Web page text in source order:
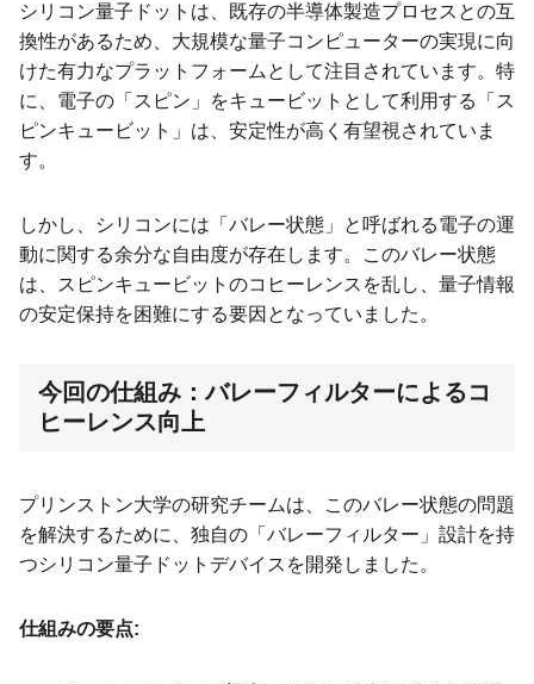
シリコン量子ドットは、既存の半導体製造プロセスとの互
換性があるため、大規模な量子コンピューターの実現に向
けた有力なプラットフォームとして注目されています。特
に、電子の「スピン」をキュービットとして利用する「ス
ピンキュービット」は、安定性が高く有望視されていま
す。
しかし、シリコンには「バレー状態」と呼ばれる電子の運
動に関する余分な自由度が存在します。このバレー状態
は、スピンキュービットのコヒーレンスを乱し、量子情報
の安定保持を困難にする要因となっていました。
今回の仕組み：バレーフィルターによるコ
ヒーレンス向上
プリンストン大学の研究チームは、このバレー状態の問題
を解決するために、独自の「バレーフィルター」設計を持
つシリコン量子ドットデバイスを開発しました。
仕組みの要点: